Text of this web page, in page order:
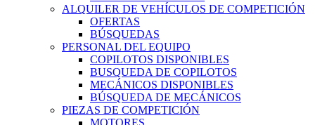
ALQUILER DE VEHÍCULOS DE COMPETICIÓN
OFERTAS
BÚSQUEDAS
PERSONAL DEL EQUIPO
COPILOTOS DISPONIBLES
BUSQUEDA DE COPILOTOS
MECÁNICOS DISPONIBLES
BÚSQUEDA DE MECÁNICOS
PIEZAS DE COMPETICIÓN
MOTORES